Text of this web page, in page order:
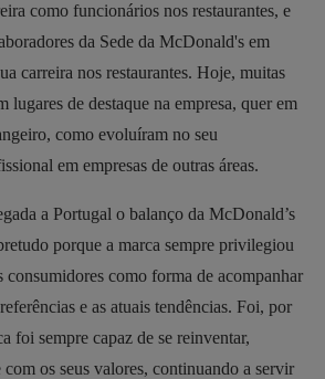
como funcionários nos restaurantes, e
da Sede da McDonald's em
carreira nos restaurantes. Hoje, muitas
lugares de destaque na empresa, quer em
como evoluíram no seu
em empresas de outras áreas.
a Portugal o balanço da McDonald’s
porque a marca sempre privilegiou
consumidores como forma de acompanhar
e as atuais tendências. Foi, por
foi sempre capaz de se reinventar,
com os seus valores, continuando a servir